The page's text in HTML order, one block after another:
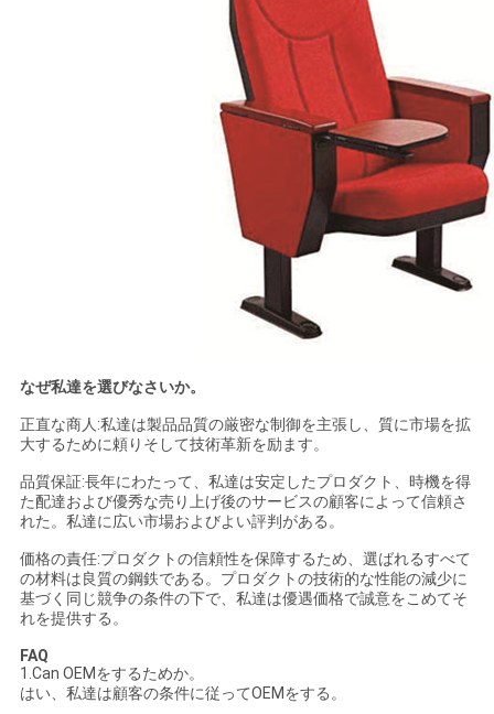
なぜ私達を選びなさいか。
正直な商人:私達は製品品質の厳密な制御を主張し、質に市場を拡
大するために頼りそして技術革新を励ます。
品質保証:長年にわたって、私達は安定したプロダクト、時機を得
た配達および優秀な売り上げ後のサービスの顧客によって信頼さ
れた。私達に広い市場およびよい評判がある。
価格の責任:プロダクトの信頼性を保障するため、選ばれるすべて
の材料は良質の鋼鉄である。プロダクトの技術的な性能の減少に
基づく同じ競争の条件の下で、私達は優遇価格で誠意をこめてそ
れを提供する。
FAQ
1.Can OEMをするためか。
はい、私達は顧客の条件に従ってOEMをする。